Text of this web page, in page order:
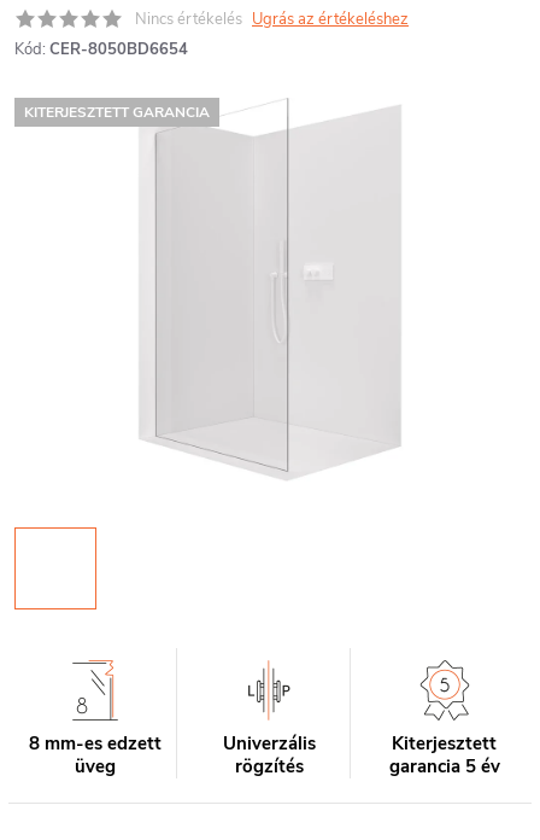
Nincs értékelés Ugrás az értékeléshez
Kód: CER-8050BD6654
KITERJESZTETT GARANCIA
8 mm-es edzett
üveg
Univerzális
rögzítés
Kiterjesztett
garancia 5 év